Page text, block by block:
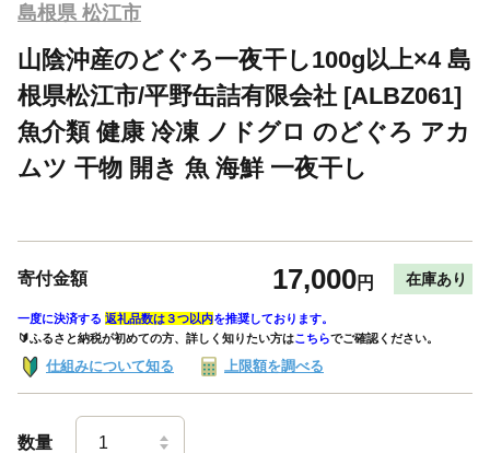
島根県 松江市
山陰沖産のどぐろ一夜干し100g以上×4 島
根県松江市/平野缶詰有限会社 [ALBZ061]
魚介類 健康 冷凍 ノドグロ のどぐろ アカ
ムツ 干物 開き 魚 海鮮 一夜干し
寄付金額 17,000円 在庫あり
一度に決済する 返礼品数は３つ以内を推奨しております。
🔰ふるさと納税が初めての方、詳しく知りたい方はこちらでご確認ください。
仕組みについて知る 上限額を調べる
数量